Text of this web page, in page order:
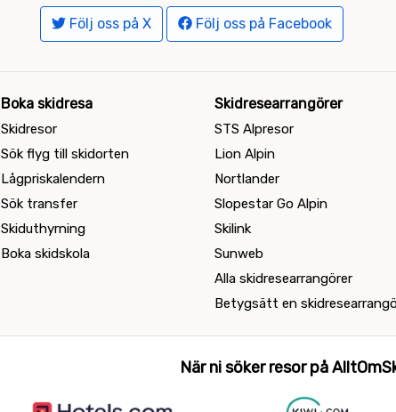
Följ oss på X Följ oss på Facebook
Boka skidresa
Skidresor
Sök flyg till skidorten
Lågpriskalendern
Sök transfer
Skiduthyrning
Boka skidskola
Skidresearrangörer
STS Alpresor
Lion Alpin
Nortlander
Slopestar Go Alpin
Skilink
Sunweb
Alla skidresearrangörer
Betygsätt en
När ni söker resor på